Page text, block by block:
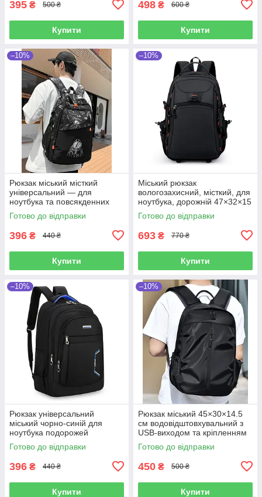
395 ₴ 500 ₴
Купити
498 ₴ 600 ₴
Купити
–10%
Рюкзак міський місткий
універсальний — для
ноутбука та повсякденних
речей
Готово до відправки
396 ₴ 440 ₴
Купити
–10%
Міський рюкзак
вологозахисний, місткий, для
ноутбука, дорожній 47×32×15
см
Готово до відправки
693 ₴ 770 ₴
Купити
–10%
Рюкзак універсальний
міський чорно-синій для
ноутбука подорожей
повсякденний молодіжний
спортивний дорожній місткий
Готово до відправки
396 ₴ 440 ₴
Купити
–10%
Рюкзак міський 45×30×14.5
см водовідштовхувальний з
USB-виходом та кріпленням
на валізу
Готово до відправки
450 ₴ 500 ₴
Купити